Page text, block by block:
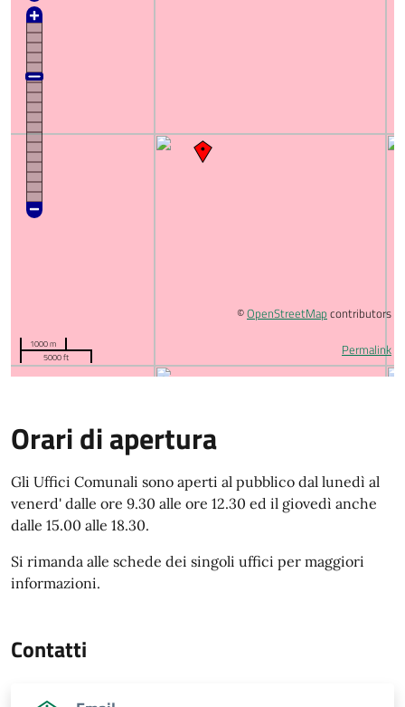
1000 m
5000 ft
Permalink
©OpenStreetMap contributors
Orari di apertura
Gli Uffici Comunali sono aperti al pubblico dal lunedì al
venerd' dalle ore 9.30 alle ore 12.30 ed il giovedì anche
dalle 15.00 alle 18.30.
Si rimanda alle schede dei singoli uffici per maggiori
informazioni.
Contatti